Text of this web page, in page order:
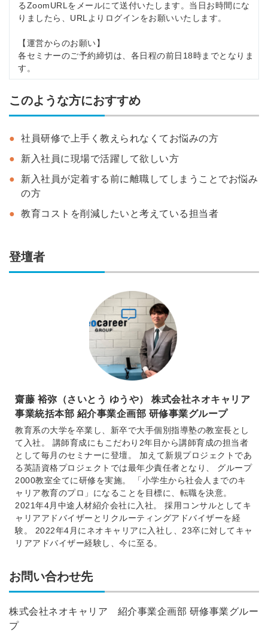
るZoomURLをメールにて送付いたします。当日お時間にな
りましたら、URLよりログインをお願いいたします。
【運営からのお願い】
各セミナーのご予約締切は、各日程の前日18時までとなりま
す。
このような方におすすめ
社員研修で上手く教えられなくてお悩みの方
新入社員に現場で活躍して欲しい方
新入社員が定着する前に離職してしまうことでお悩み
の方
教育コストを削減したいと考えている担当者
登壇者
齋藤 裕弥（さいとう ゆうや） 株式会社ネオキャリア
事業統括本部 紹介事業企画部 研修事業グループ
教育系の大学を卒業し、新卒で大手個別指導塾の教室長とし
て入社。 講師育成にもこだわり2年目から講師育成の担当者
として毎月のセミナーに登壇。 加えて新規プロジェクトであ
る英語資格プロジェクトでは最年少責任者となり、 グループ
2000教室全てに研修を実施。 「小学生から社会人までのキ
ャリア教育のプロ」になることを目標に、転職を決意。
2021年4月中途人材紹介会社に入社。 採用コンサルとしてキ
ャリアアドバイザーとリクルーティングアドバイザーを経
験。 2022年4月にネオキャリアに入社し、23卒に対してキャ
リアアドバイザー経験し、今に至る。
お問い合わせ先
株式会社ネオキャリア 紹介事業企画部 研修事業グルー
プ